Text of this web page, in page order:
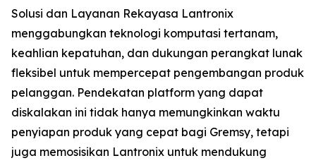
Solusi dan Layanan Rekayasa Lantronix
menggabungkan teknologi komputasi tertanam,
keahlian kepatuhan, dan dukungan perangkat lunak
fleksibel untuk mempercepat pengembangan produk
pelanggan. Pendekatan platform yang dapat
diskalakan ini tidak hanya memungkinkan waktu
penyiapan produk yang cepat bagi Gremsy, tetapi
juga memosisikan Lantronix untuk mendukung